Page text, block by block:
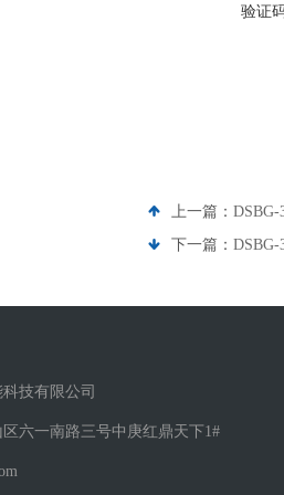
验证
上一篇： DSBG-
下一篇： DSBG-
技有限公司
六一南路三号中庚红鼎天下1#